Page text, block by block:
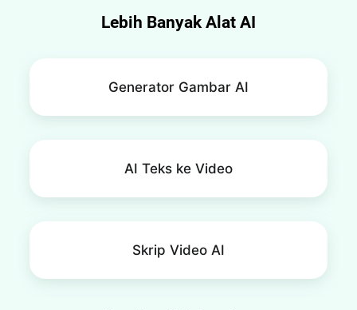
Lebih Banyak Alat AI
Generator Gambar AI
AI Teks ke Video
Skrip Video AI